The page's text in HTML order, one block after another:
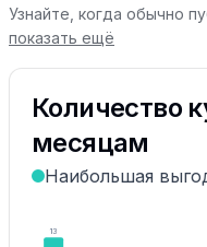
Узнайте, когда обычно
показать ещё
Количество
месяцам
Наибольшая
13